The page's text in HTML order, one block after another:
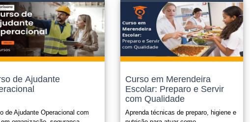
adicionais conforme plano de carreira;
para promoções internas nas empresas;
seu Currículo, aumentando suas chances para conquistar um bom emprego;
Funcional para Servidores Públicos;
(horas extracurriculares, atividades extracurriculares).
sempre o edital ou legislação que o certificado será submetido, nos enquadramos
é opcional e possui o valor de R$ 49,90 e o mesmo é enviado para seu e-
de Ajudante
de Ajudante Operacional com
Curso em Merendeira
Escolar: Preparo e Servir
com Qualidade
Aprenda técnicas de preparo, higiene e